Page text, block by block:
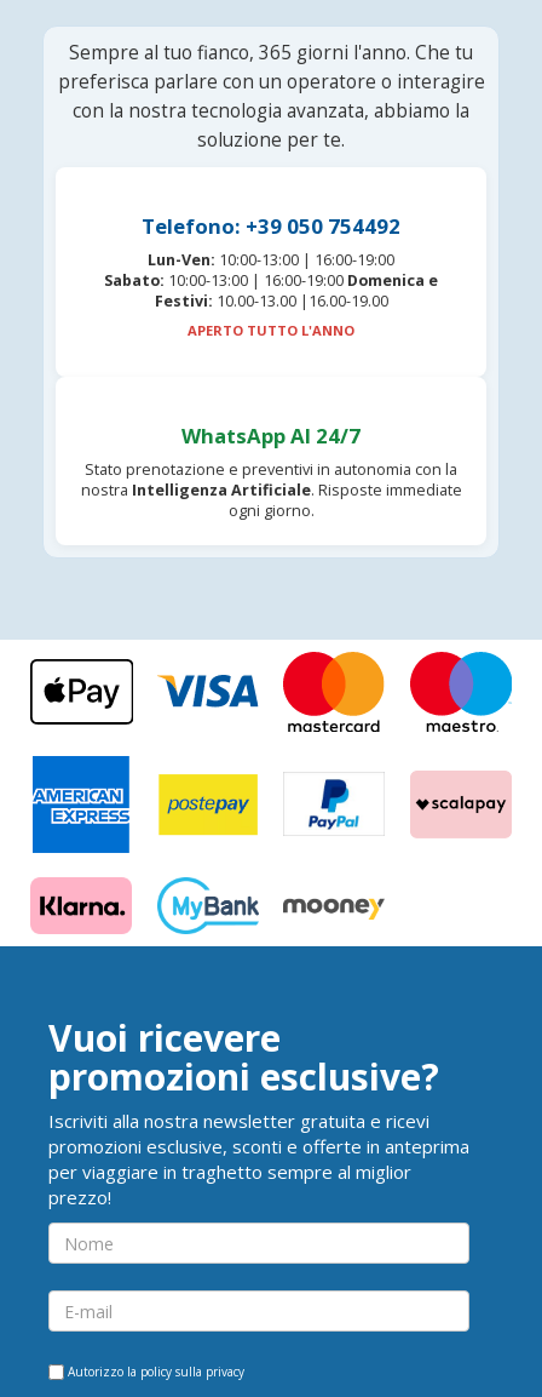
Sempre al tuo fianco, 365 giorni l'anno. Che tu
preferisca parlare con un operatore o interagire
con la nostra tecnologia avanzata, abbiamo la
soluzione per te.
Telefono: +39 050 754492
Lun-Ven: 10:00-13:00 | 16:00-19:00
Sabato: 10:00-13:00 | 16:00-19:00 Domenica e
Festivi: 10.00-13.00 |16.00-19.00
APERTO TUTTO L'ANNO
WhatsApp AI 24/7
Stato prenotazione e preventivi in autonomia con la
nostra Intelligenza Artificiale. Risposte immediate
ogni giorno.
Vuoi ricevere
promozioni esclusive?
Iscriviti alla nostra newsletter gratuita e ricevi
promozioni esclusive, sconti e offerte in anteprima
per viaggiare in traghetto sempre al miglior
prezzo!
Autorizzo la policy sulla privacy